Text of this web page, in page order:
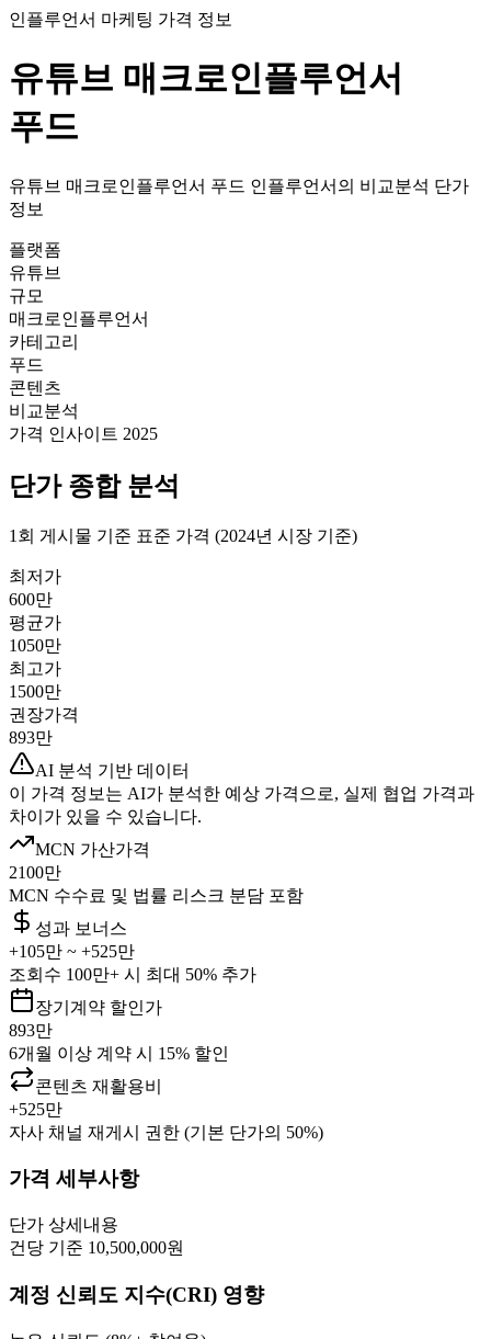
인플루언서 마케팅 가격 정보
유튜브 매크로인플루언서
푸드
유튜브 매크로인플루언서 푸드 인플루언서의 비교분석 단가
정보
플랫폼
유튜브
규모
매크로인플루언서
카테고리
푸드
콘텐츠
비교분석
가격 인사이트 2025
단가종합 분석
1회 게시물 기준 표준 가격 (2024년 시장 기준)
최저가
600만
평균가
1050만
최고가
1500만
권장가격
893만
AI 분석 기반 데이터
이 가격 정보는 AI가 분석한 예상 가격으로, 실제 협업 가격과
차이가 있을 수 있습니다.
MCN 가산가격
2100만
MCN 수수료 및 법률 리스크 분담 포함
성과 보너스
+105만 ~ +525만
조회수 100만+ 시 최대 50% 추가
장기계약 할인가
893만
6개월 이상 계약 시 15% 할인
콘텐츠 재활용비
+525만
자사 채널 재게시 권한 (기본 단가의 50%)
가격 세부사항
단가 상세내용
건당 기준 10,500,000원
계정 신뢰도 지수(CRI) 영향